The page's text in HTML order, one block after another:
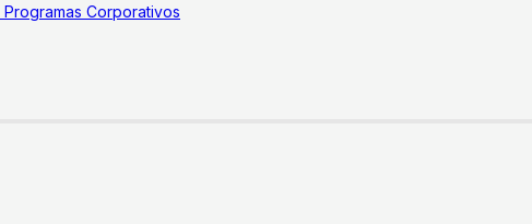
Programas Corporativos